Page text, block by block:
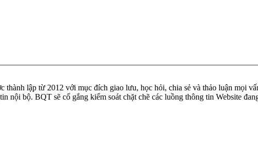
lập từ 2012 với mục đích giao lưu, học hỏi, chia sẻ và thảo luận mọi
nội bộ. BQT sẽ cố gắng kiểm soát chặt chẽ các luồng thông tin Website